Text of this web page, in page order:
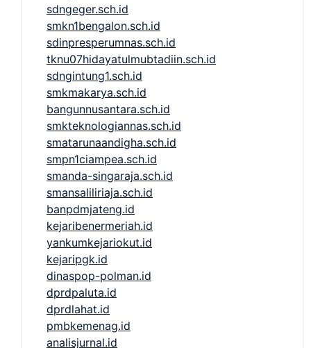
sdngeger.sch.id
smkn1bengalon.sch.id
sdinpresperumnas.sch.id
tknu07hidayatulmubtadiin.sch.id
sdngintung1.sch.id
smkmakarya.sch.id
bangunnusantara.sch.id
smkteknologiannas.sch.id
smatarunaandigha.sch.id
smpn1ciampea.sch.id
smanda-singaraja.sch.id
smansaliliriaja.sch.id
banpdmjateng.id
kejaribenermeriah.id
yankumkejariokut.id
kejaripgk.id
dinaspop-polman.id
dprdpaluta.id
dprdlahat.id
pmbkemenag.id
analisjurnal.id